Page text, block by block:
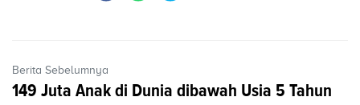
Berita Sebelumnya
149 Juta Anak di Dunia dibawah Usia 5 Tahun